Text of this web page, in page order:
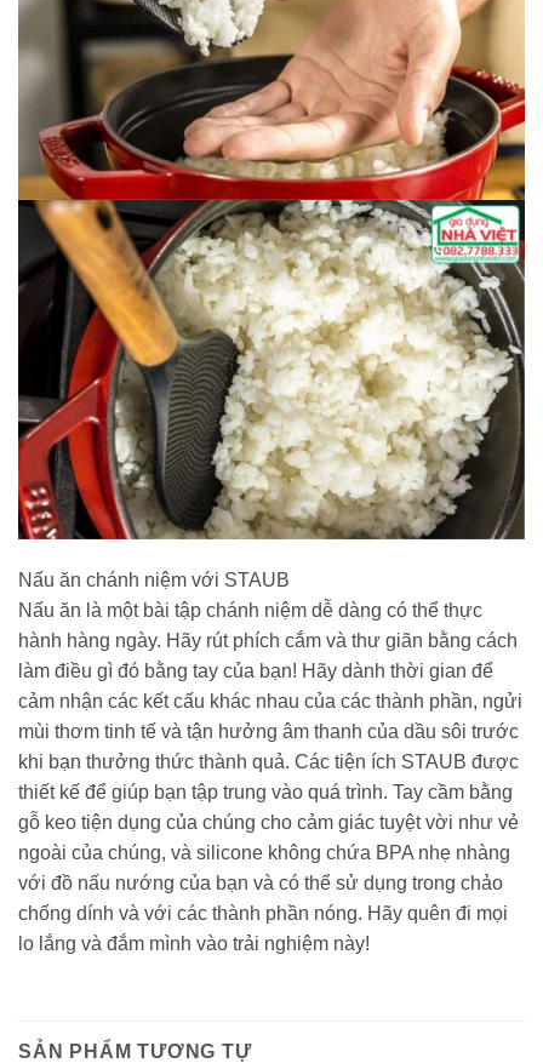
Nấu ăn chánh niệm với STAUB
Nấu ăn là một bài tập chánh niệm dễ dàng có thể thực
hành hàng ngày. Hãy rút phích cắm và thư giãn bằng cách
làm điều gì đó bằng tay của bạn! Hãy dành thời gian để
cảm nhận các kết cấu khác nhau của các thành phần, ngửi
mùi thơm tinh tế và tận hưởng âm thanh của dầu sôi trước
khi bạn thưởng thức thành quả. Các tiện ích STAUB được
thiết kế để giúp bạn tập trung vào quá trình. Tay cầm bằng
gỗ keo tiện dụng của chúng cho cảm giác tuyệt vời như vẻ
ngoài của chúng, và silicone không chứa BPA nhẹ nhàng
với đồ nấu nướng của bạn và có thể sử dụng trong chảo
chống dính và với các thành phần nóng. Hãy quên đi mọi
lo lắng và đắm mình vào trải nghiệm này!
SẢN PHẨM TƯƠNG TỰ